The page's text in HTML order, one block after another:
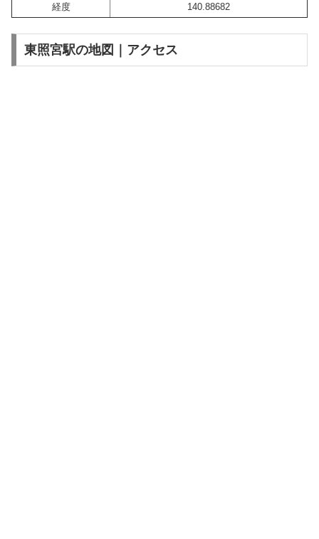
経度
140.88682
東照宮駅の地図｜アクセス